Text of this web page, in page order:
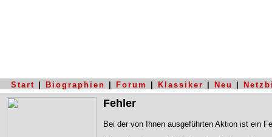
Start Biographien Forum Klassiker Neu
Fehler
Bei der von Ihnen ausgeführten Aktion ist ein